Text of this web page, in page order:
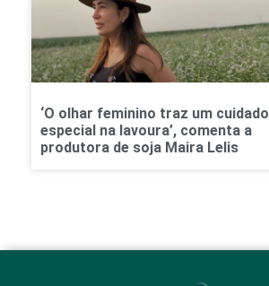
‘O olhar feminino traz um cuidado
especial na lavoura’, comenta a
produtora de soja Maira Lelis